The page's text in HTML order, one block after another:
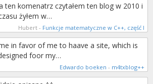
ten komenatrz czytałem ten blog w 2010 i
żyłem w…
Hubert - Funkcje matematyczne w C++, część I
in favor of me to haave a site, which is
foor my…
Edwardo boeken - m4txblog++